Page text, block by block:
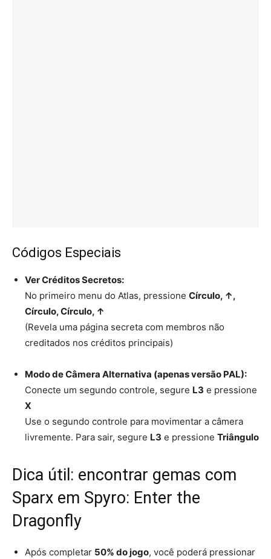
Códigos Especiais
Ver Créditos Secretos:
No primeiro menu do Atlas, pressione Círculo, ↑,
Círculo, Círculo, ↑
(Revela uma página secreta com membros não
creditados nos créditos principais)
Modo de Câmera Alternativa (apenas versão PAL):
Conecte um segundo controle, segure L3 e pressione
X
Use o segundo controle para movimentar a câmera
livremente. Para sair, segure L3 e pressione Triângulo
Dica útil: encontrar gemas com
Sparx em Spyro: Enter the
Dragonfly
Após completar 50% do jogo, você poderá pressionar